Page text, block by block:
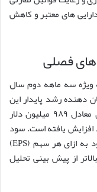
های معتبر و کاهش
فصلی
ویژه سه ماهه دوم سال
دهنده رشد پایدار این
شرکت است. در این دوره، رابین هود درآمدی معادل ۹۸۹ میلیون دلار
به سال گذشته ۴۵ درصد افزایش یافته است. سود
خالص شرکت به ۳۸۶ میلیون دلار رسید و سود به ازای هر سهم (EPS)
از پیش بینی تحلیل